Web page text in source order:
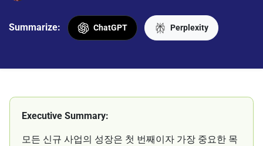
Summarize: ChatGPT Perplexity
Executive Summary:
모든 신규 사업의 성장은 첫 번째이자 가장 중요한 목